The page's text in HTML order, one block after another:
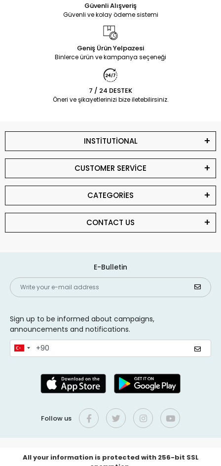
Güvenli Alışveriş
Güvenli ve kolay ödeme sistemi
Geniş Ürün Yelpazesi
Binlerce ürün ve kampanya seçeneği
7 / 24 DESTEK
Öneri ve şikayetlerinizi bize iletebilirsiniz.
INSTİTUTİONAL
CUSTOMER SERVİCE
CATEGORİES
CONTACT US
E-Bulletin
Sign up to be informed about campaigns,
announcements and notifications.
Follow us
All your information is protected with 256-bit SSL